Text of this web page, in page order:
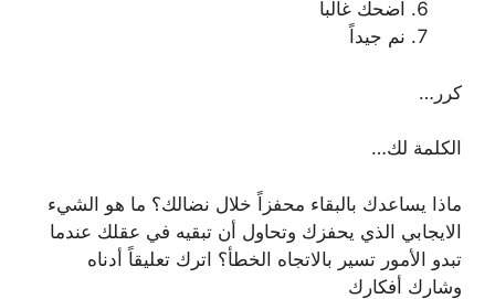
اضحك غالباً
نم جيداً
كرر…
الكلمة لك…
ماذا يساعدك بالبقاء محفزاً خلال نضالك؟ ما هو الشيء
الايجابي الذي يحفزك وتحاول أن تبقيه في عقلك عندما
تبدو الأمور تسير بالاتجاه الخطأ؟ اترك تعليقاً أدناه
وشارك أفكارك